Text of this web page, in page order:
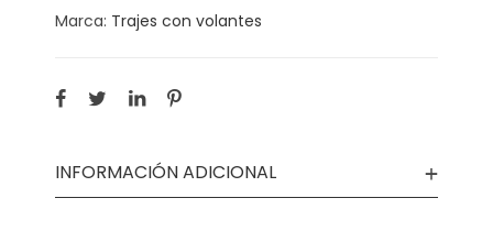
Marca: Trajes con volantes
INFORMACIÓN ADICIONAL